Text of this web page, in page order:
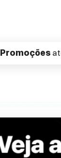
Promoções